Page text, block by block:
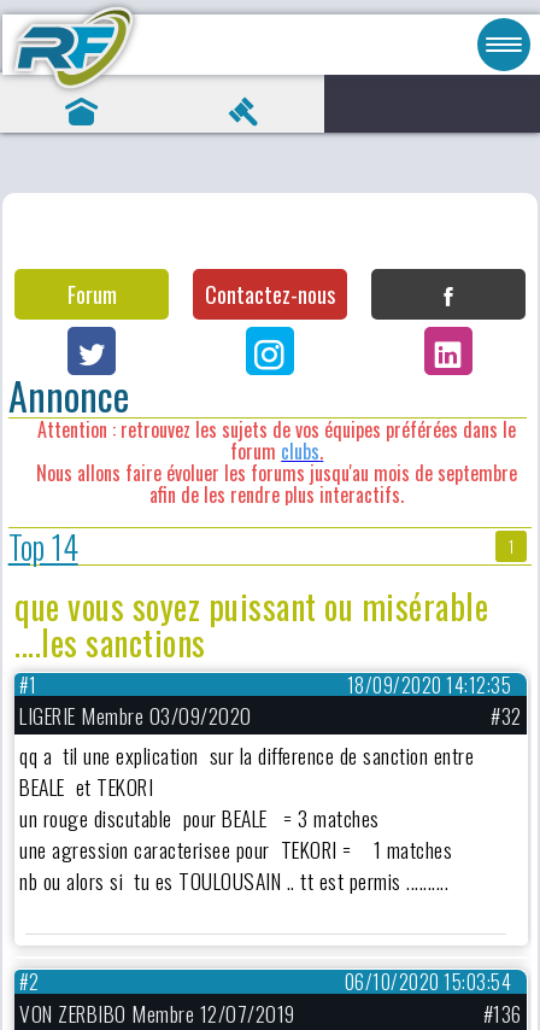
Forum Contactez-nous
Annonce
Attention : retrouvez les sujets de vos équipes préférées dans le
forum clubs.
Nous allons faire évoluer les forums jusqu'au mois de septembre
afin de les rendre plus interactifs.
Top 14 1
que vous soyez puissant ou misérable
....les sanctions
18/09/2020 14:12:35
#1
LIGERIE Membre 03/09/2020
#32
qq a til une explication sur la difference de sanction entre
BEALE et TEKORI
un rouge discutable pour BEALE = 3 matches
une agression caracterisee pour TEKORI = 1 matches
nb ou alors si tu es TOULOUSAIN .. tt est permis ..........
06/10/2020 15:03:54
#2
VON ZERBIBO Membre 12/07/2019 #136